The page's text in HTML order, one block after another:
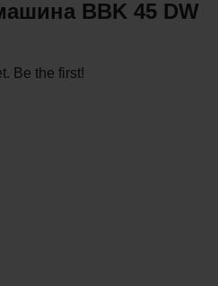
BBK 45 DW
Be the first!